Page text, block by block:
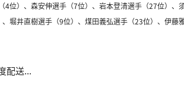
4位）、森安伸選手（7位）、岩本登清選手（27位）、
、堀井直樹選手（9位）、煤田義弘選手（23位）、伊藤
配送...